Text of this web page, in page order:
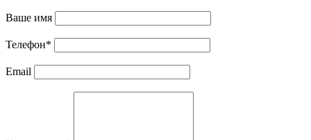
Ваше имя
Телефон*
Email